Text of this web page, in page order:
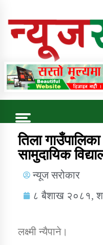
Online News Portal
Trending Now
कुषि
तिला
सामुदायिक
न्यूज सरोकार
८ बैशाख २०८१,
लक्ष्मी न्यैपाने।